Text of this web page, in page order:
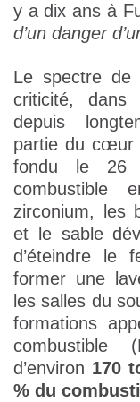
y a dix ans à
d’un danger
Le spectre de
criticité, dans
depuis
partie du cœur
fondu le 26
combustible
zirconium, les
et le sable
d’éteindre le
former une
les salles du
formations
combustible
d’environ 170
% du